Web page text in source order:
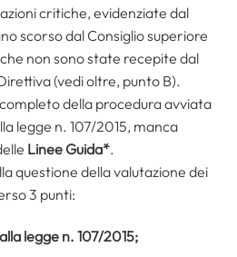
critiche, evidenziate dal
scorso dal Consiglio superiore
non sono state recepite dal
(vedi oltre, punto B).
della procedura avviata
legge n. 107/2015, manca
Linee Guida*.
questione della valutazione dei
3 punti:
legge n. 107/2015;